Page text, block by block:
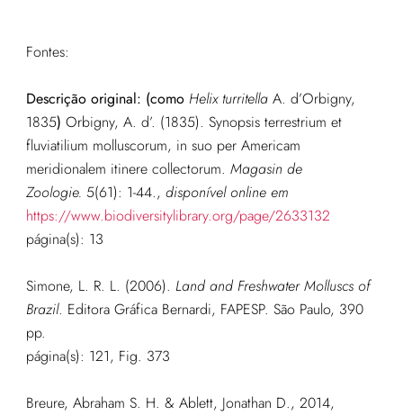
Fontes:
Descrição original: (como Helix turritellaA. d’Orbigny,
1835) Orbigny, A. d’. (1835). Synopsis terrestrium et
fluviatilium molluscorum, in suo per Americam
meridionalem itinere collectorum. Magasin de
Zoologie. 5(61): 1-44., disponível online em
https://www.biodiversitylibrary.org/page/2633132
página(s): 13
Simone, L. R. L. (2006). Land and Freshwater Molluscs of
Brazil. Editora Gráfica Bernardi, FAPESP. São Paulo, 390
pp.
página(s): 121, Fig. 373
Breure, Abraham S. H. & Ablett, Jonathan D., 2014,